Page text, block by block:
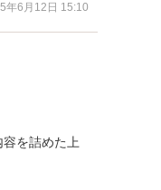
年6月12日 15:10
を詰めた上